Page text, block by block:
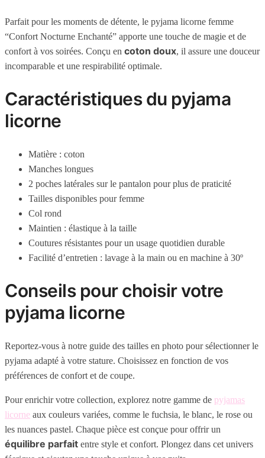
Parfait pour les moments de détente, le pyjama licorne femme
“Confort Nocturne Enchanté” apporte une touche de magie et de
confort à vos soirées. Conçu en coton doux, il assure une douceur
incomparable et une respirabilité optimale.
Caractéristiques du pyjama
licorne
Matière : coton
Manches longues
2 poches latérales sur le pantalon pour plus de praticité
Tailles disponibles pour femme
Col rond
Maintien : élastique à la taille
Coutures résistantes pour un usage quotidien durable
Facilité d’entretien : lavage à la main ou en machine à 30º
Conseils pour choisir votre
pyjama licorne
Reportez-vous à notre guide des tailles en photo pour sélectionner le
pyjama adapté à votre stature. Choisissez en fonction de vos
préférences de confort et de coupe.
Pour enrichir votre collection, explorez notre gamme de pyjamas
licorne aux couleurs variées, comme le fuchsia, le blanc, le rose ou
les nuances pastel. Chaque pièce est conçue pour offrir un
équilibre parfait entre style et confort. Plongez dans cet univers